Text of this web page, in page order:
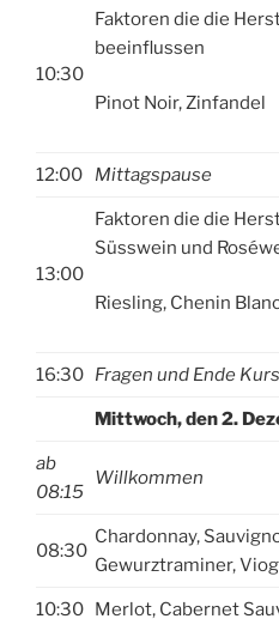
10:30
Faktoren die die
beeinflussen
Pinot Noir, Zinfandel
12:00 Mittagspause
13:00
Faktoren die die
Süsswein und
Riesling, Chenin
16:30 Fragen und Ende
Mittwoch, den 2.
ab
08:15
Willkommen
08:30
Chardonnay,
Gewurztraminer,
10:30 Merlot, Cabernet